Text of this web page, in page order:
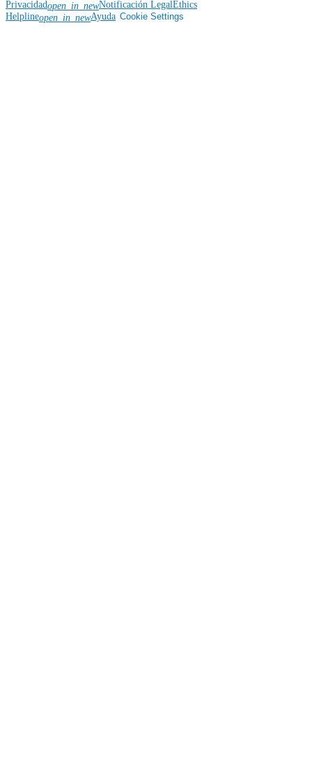
Privacidadopen_in_newNotificación LegalEthics
Helplineopen_in_newAyuda Cookie Settings